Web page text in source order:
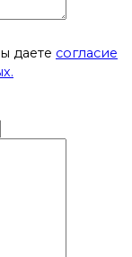
даете согласие